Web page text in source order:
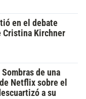
en el debate
Kirchner
de una
Netflix sobre el
a su